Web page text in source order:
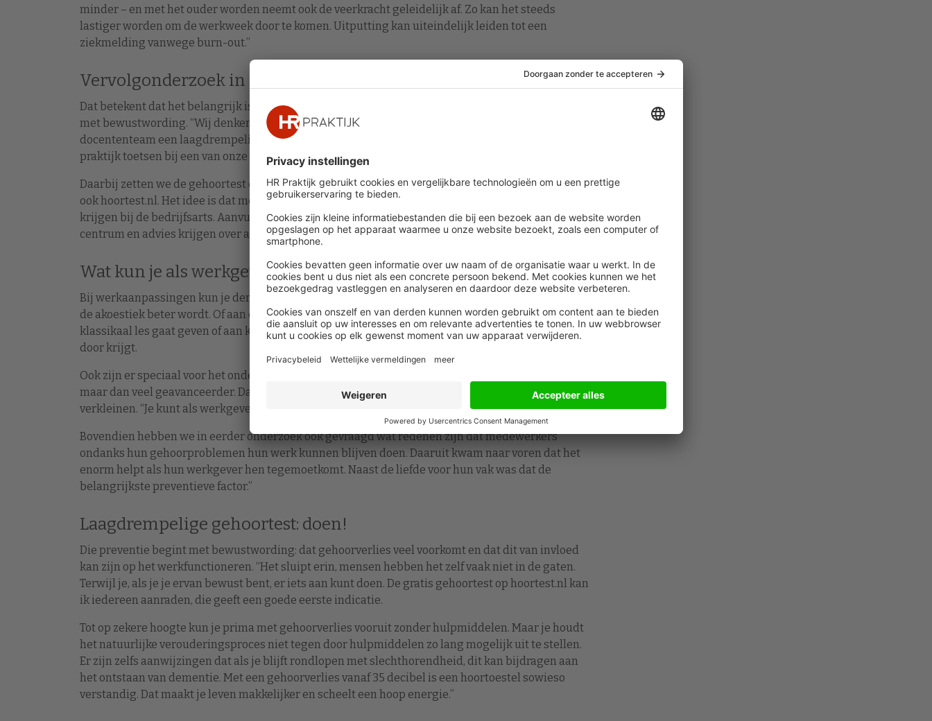
minder – en met het ouder worden neemt ook de veerkracht geleidelijk af. Zo kan het steeds
lastiger worden om de werkweek door te komen. Uitputting kan uiteindelijk leiden tot een
ziekmelding vanwege burn-out.”
Vervolgonderzoek in de praktijk
Dat betekent dat het belangrijk is om gehoorproblemen vroegtijdig te identificeren – het begint
met bewustwording. “Wij denken dan ook dat het zinvol zou kunnen zijn dat bijvoorbeeld een heel
docententeam een laagdrempelige, online gehoorscreening doet. Die hypothese gaan we in de
praktijk toetsen bij een van onze grote onderwijsklanten.
Daarbij zetten we de gehoortest op hoortest.nlin. The World Health Organization (WHO) gebruikt
ook hoortest.nl. Het idee is dat medewerkers die hier slecht op scoren een tweede test kunnen
krijgen bij de bedrijfsarts. Aanvullend kunnen ze doorverwezen worden naar een audiologisch
centrum en advies krijgen over apparatuur en mogelijke werkaanpassingen.”
Wat kun je als werkgever doen?
Bij werkaanpassingen kun je denken aan veranderingen in de inrichting van een lokaal waardoor
de akoestiek beter wordt. Of aan een verschuiving van taken – bijvoorbeeld dat iemand minder
klassikaal les gaat geven of aan kleinere groepen. Of langere ‘luisterpauzes’ tussen de lesuren
door krijgt.
Ook zijn er speciaal voor het onderwijs slimme hoorsystemen, vergelijkbaar met een ringleiding
maar dan veel geavanceerder. Dat kan allemaal helpen om bij gehoorverlies het risico op uitval te
verkleinen. “Je kunt als werkgever veel bijdragen.
Bovendien hebben we in eerder onderzoek ook gevraagd wat redenen zijn dat medewerkers
ondanks hun gehoorproblemen hun werk kunnen blijven doen. Daaruit kwam naar voren dat het
enorm helpt als hun werkgever hen tegemoetkomt. Naast de liefde voor hun vak was dat de
belangrijkste preventieve factor.”
Laagdrempelige gehoortest: doen!
Die preventie begint met bewustwording: dat gehoorverlies veel voorkomt en dat dit van invloed
kan zijn op het werkfunctioneren. “Het sluipt erin, mensen hebben het zelf vaak niet in de gaten.
Terwijl je, als je je ervan bewust bent, er iets aan kunt doen. De gratis gehoortest op hoortest.nl kan
ik iedereen aanraden, die geeft een goede eerste indicatie.
Tot op zekere hoogte kun je prima met gehoorverlies vooruit zonder hulpmiddelen. Maar je houdt
het natuurlijke verouderingsproces niet tegen door hulpmiddelen zo lang mogelijk uit te stellen.
Er zijn zelfs aanwijzingen dat als je blijft rondlopen met slechthorendheid, dit kan bijdragen aan
het ontstaan van dementie. Met een gehoorverlies vanaf 35 decibel is een hoortoestel sowieso
verstandig. Dat maakt je leven makkelijker en scheelt een hoop energie.”